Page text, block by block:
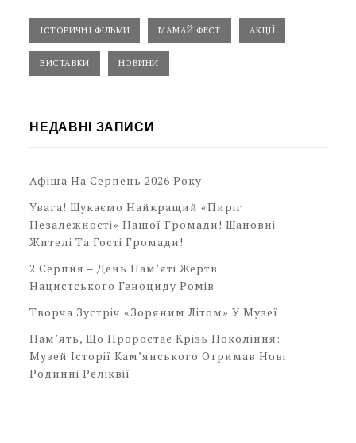
ІСТОРИЧНІ ФІЛЬМИ МАМАЙ ФЕСТ АКЦІЇ
ВИСТАВКИ НОВИНИ
НЕДАВНІ ЗАПИСИ
Афіша На Серпень 2026 Року
Увага! Шукаємо Найкращий «Пиріг
Незалежності» Нашої Громади! Шановні
Жителі Та Гості Громади!
2 Серпня – День Пам’яті Жертв
Нацистського Геноциду Ромів
Творча Зустріч «Зоряним Літом» У Музеї
Пам’ять, Що Проростає Крізь Покоління:
Музей Історії Кам’янського Отримав Нові
Родинні Реліквії